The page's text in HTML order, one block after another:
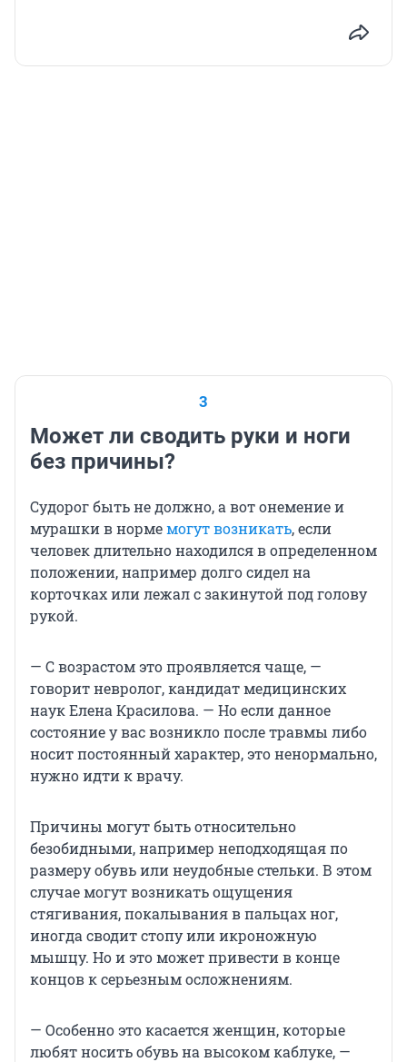
3
Может ли сводить руки и ноги
без причины?
Судорог быть не должно, а вот онемение и
мурашки в нормемогут возникать, если
человек длительно находился в определенном
положении, например долго сидел на
корточках или лежал с закинутой под голову
рукой.
— С возрастом это проявляется чаще, —
говорит невролог, кандидат медицинских
наук Елена Красилова. — Но если данное
состояние у вас возникло после травмы либо
носит постоянный характер, это ненормально,
нужно идти к врачу.
Причины могут быть относительно
безобидными, например неподходящая по
размеру обувь или неудобные стельки. В этом
случае могут возникать ощущения
стягивания, покалывания в пальцах ног,
иногда сводит стопу или икроножную
мышцу. Но и это может привести в конце
концов к серьезным осложнениям.
— Особенно это касается женщин, которые
любят носить обувь на высоком каблуке, —